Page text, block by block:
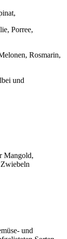
Porree,
Rosmarin,
und
Mangold,
und